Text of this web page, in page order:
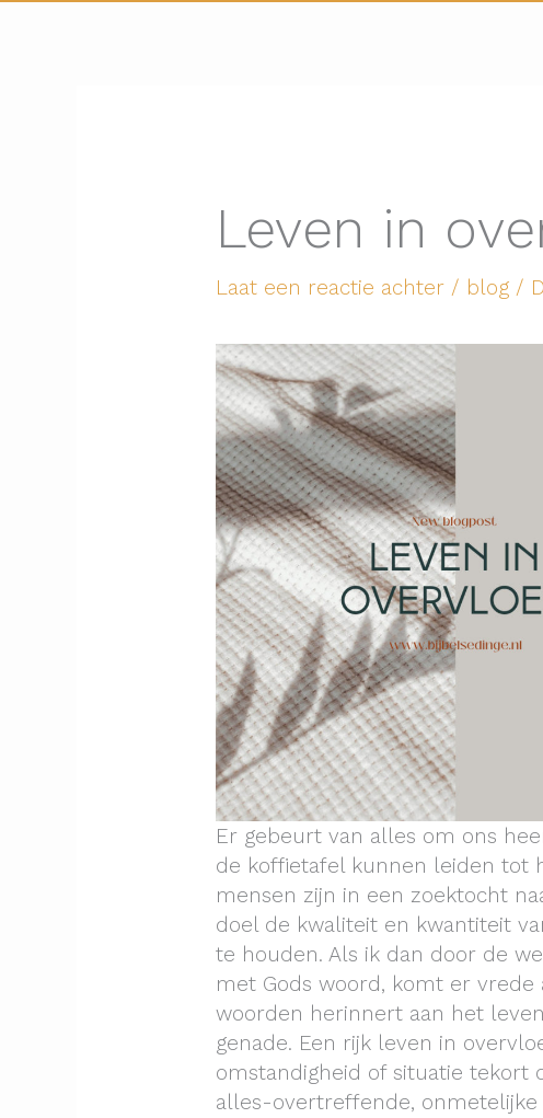
Leven in
Laat een reactie achter / blog/
Er gebeurt van alles om ons
de koffietafel kunnen leiden tot
mensen zijn in een zoektocht
doel de kwaliteit en kwantiteit
te houden. Als ik dan door de
met Gods woord, komt er
woorden herinnert aan het
genade. Een rijk leven in
omstandigheid of situatie tekort
alles-overtreffende, onmetelijke